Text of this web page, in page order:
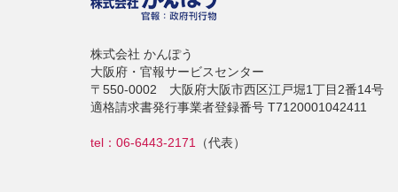
株式会社 かんぽう
大阪府・官報サービスセンター
〒550-0002 大阪府大阪市西区江戸堀1丁目2番14号
適格請求書発行事業者登録番号 T7120001042411
tel：06-6443-2171 （代表）